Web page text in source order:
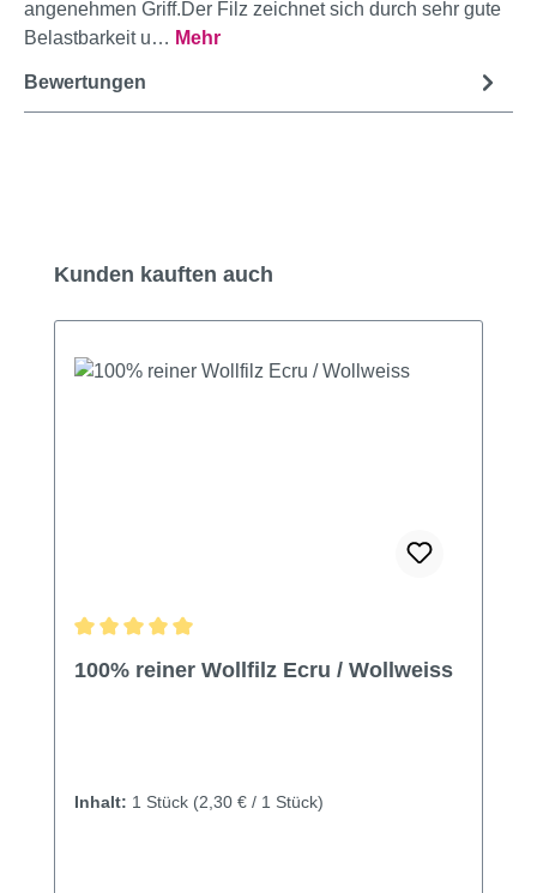
angenehmen Griff.Der Filz zeichnet sich durch sehr gute
Belastbarkeit u… Mehr
Bewertungen
Produktgalerie überspringen
Kunden kauften auch
100% reiner Wollfilz Ecru / Wollweiss
Inhalt: 1 Stück (2,30 € / 1 Stück)